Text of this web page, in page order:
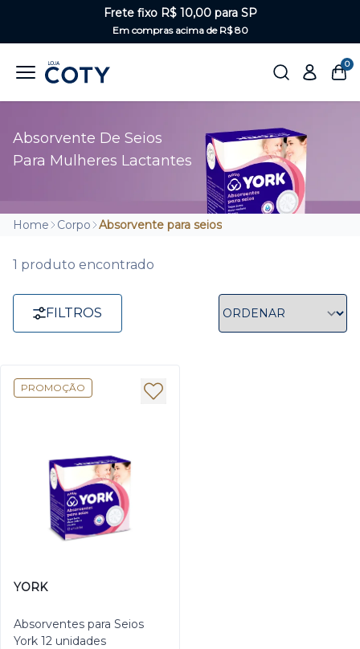
Frete fixo R$ 10,00 para SP
Em compras acima de R$ 80
0
Absorvente De Seios
Para Mulheres Lactantes
Home Corpo Absorvente para seios
1 produto encontrado
FILTROS
PROMOÇÃO
YORK
Absorventes para Seios
York 12 unidades